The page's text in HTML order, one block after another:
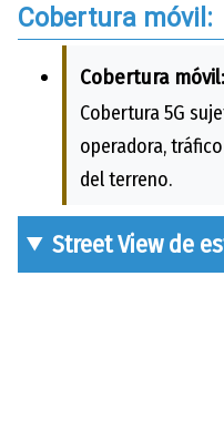
Cobertura móvil:
Cobertura móvil:
Cobertura 5G
operadora,
del terreno.
Street View de